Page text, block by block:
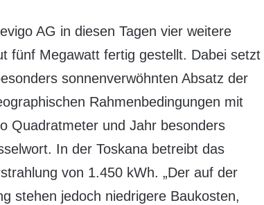
AG in diesen Tagen vier weitere
fünf Megawatt fertig gestellt. Dabei setzt
sonnenverwöhnten Absatz der
Rahmenbedingungen mit
Quadratmeter und Jahr besonders
In der Toskana betreibt das
von 1.450 kWh. „Der auf der
stehen jedoch niedrigere Baukosten,